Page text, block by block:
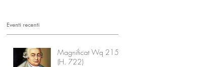
Eventi recenti
Magnificat Wq 215
(H. 722)